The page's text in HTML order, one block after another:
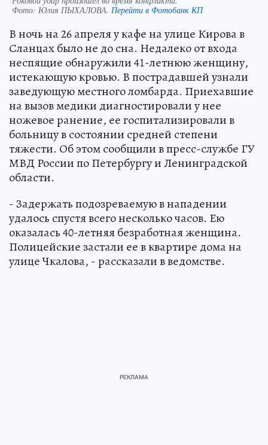
Фото: Юлия ПЫХАЛОВА. Перейти в Фотобанк КП
В ночь на 26 апреля у кафе на улице Кирова в
Сланцах было не до сна. Недалеко от входа
неспящие обнаружили 41-летнюю женщину,
истекающую кровью. В пострадавшей узнали
заведующую местного ломбарда. Приехавшие
на вызов медики диагностировали у нее
ножевое ранение, ее госпитализировали в
больницу в состоянии средней степени
тяжести. Об этом сообщили в пресс-службе ГУ
МВД России по Петербургу и Ленинградской
области.
- Задержать подозреваемую в нападении
удалось спустя всего несколько часов. Ею
оказалась 40-летняя безработная женщина.
Полицейские застали ее в квартире дома на
улице Чкалова, - рассказали в ведомстве.